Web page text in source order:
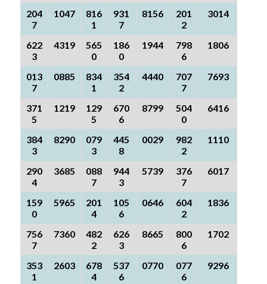
204
7
1047
816
1
931
7
8156
201
2
3014
622
3
4319
565
0
186
0
1944
798
6
1806
013
7
0885
834
1
354
2
4440
707
7
7693
371
5
1219
129
5
670
6
8799
504
0
6416
384
3
8290
079
3
445
8
0029
982
2
1110
290
4
3685
088
7
944
3
5739
376
7
6017
159
0
5965
201
4
105
6
0646
604
2
1836
756
7
7360
482
2
626
3
8665
800
6
1702
353
1
2603
678
4
537
6
0770
077
6
9296